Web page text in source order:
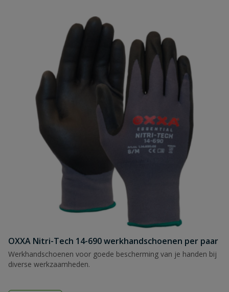
OXXA Nitri-Tech 14-690 werkhandschoenen per paar
Werkhandschoenen voor goede bescherming van je handen bij
diverse werkzaamheden.